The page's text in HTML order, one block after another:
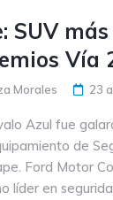
SUV
Vía
Morales 23
Azul fue
de
Ford Motor
líder en